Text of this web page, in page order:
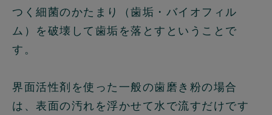
つく細菌のかたまり（歯垢・バイオフィル
ム）を破壊して歯垢を落とすということで
す。
界面活性剤を使った一般の歯磨き粉の場合
は、表面の汚れを浮かせて水で流すだけです